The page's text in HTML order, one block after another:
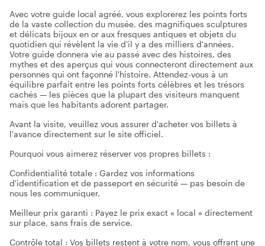
Avec votre guide local agréé, vous explorerez les points forts
de la vaste collection du musée, des magnifiques sculptures
et délicats bijoux en or aux fresques antiques et objets du
quotidien qui révèlent la vie d'il y a des milliers d'années.
Votre guide donnera vie au passé avec des histoires, des
mythes et des aperçus qui vous connecteront directement aux
personnes qui ont façonné l'histoire. Attendez-vous à un
équilibre parfait entre les points forts célèbres et les trésors
cachés — les pièces que la plupart des visiteurs manquent
mais que les habitants adorent partager.
Avant la visite, veuillez vous assurer d'acheter vos billets à
l'avance directement sur le site officiel.
Pourquoi vous aimerez réserver vos propres billets :
Confidentialité totale : Gardez vos informations
d'identification et de passeport en sécurité — pas besoin de
nous les communiquer.
Meilleur prix garanti : Payez le prix exact « local » directement
sur place, sans frais de service.
Contrôle total : Vos billets restent à votre nom, vous offrant une